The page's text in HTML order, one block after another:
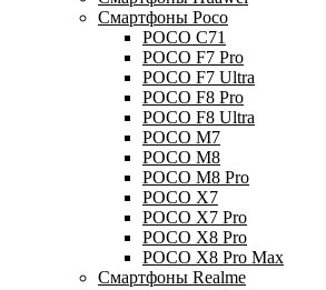
Смартфоны Poco
POCO C71
POCO F7 Pro
POCO F7 Ultra
POCO F8 Pro
POCO F8 Ultra
POCO M7
POCO M8
POCO M8 Pro
POCO X7
POCO X7 Pro
POCO X8 Pro
POCO X8 Pro Max
Смартфоны Realme